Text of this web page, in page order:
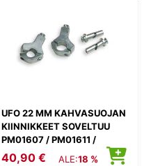
UFO 22 MM KAHVASUOJAN
KIINNIKKEET SOVELTUU
PM01607 / PM01611 /
PM01619 / PM01632 /
40,90 € ALE:18 %